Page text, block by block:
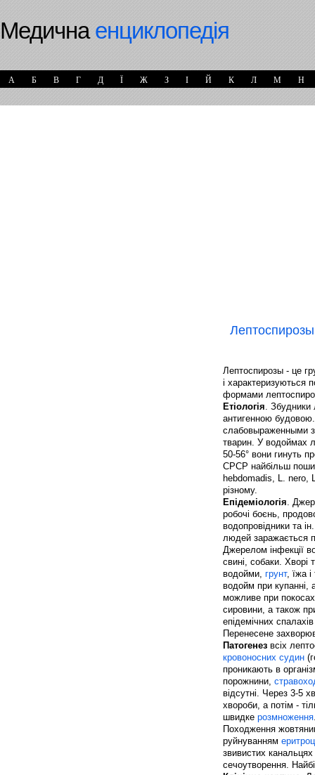
Медичнаенциклопедія
А Б В Г Д Ї Ж З І Й К Л М Н
Лептоспирозы
Лептоспирозы - це
і характеризуються
формами
Етіологія. Збудники
антигенною будовою.
слабовыраженными
тварин. У водоймах
50-56° вони гинуть
СРСР найбільш
hebdomadis, L. nero,
різному.
Епідеміологія.
робочі боєнь,
водопровідники та
людей заражається
Джерелом інфекції
свині, собаки. Хворі
водойми, грунт, їжа
водойм при купанні,
можливе при покосах
сировини, а також
епідемічних
Перенесене
Патогенез всіх
кровоносних судин
проникають в
порожнини,
відсутні. Через 3-5
хвороби, а потім -
швидке розмноження
Походження
руйнуванням
звивистих
сечоутворення.